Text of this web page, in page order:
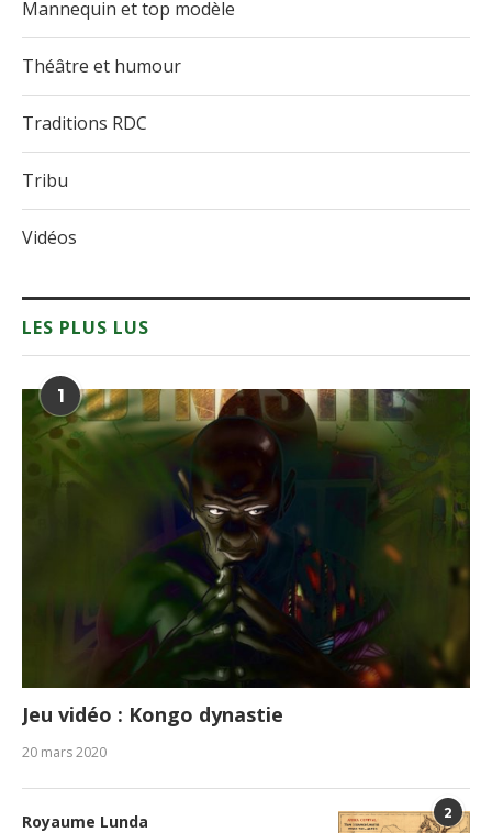
Mannequin et top modèle
Théâtre et humour
Traditions RDC
Tribu
Vidéos
LES PLUS LUS
1
Jeu vidéo : Kongo dynastie
20 mars 2020
2
Royaume Lunda